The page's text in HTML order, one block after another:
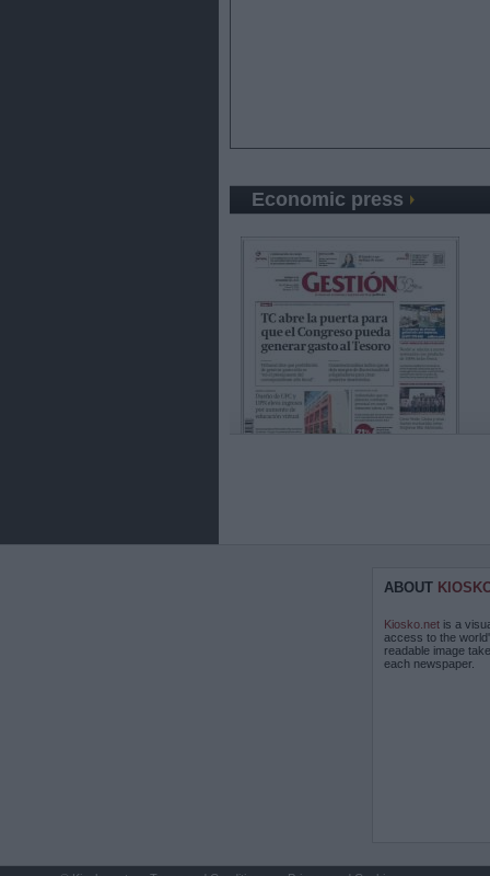
Economic press
ABOUT
Kiosko.net is a
access to the
readable image
each newspaper.